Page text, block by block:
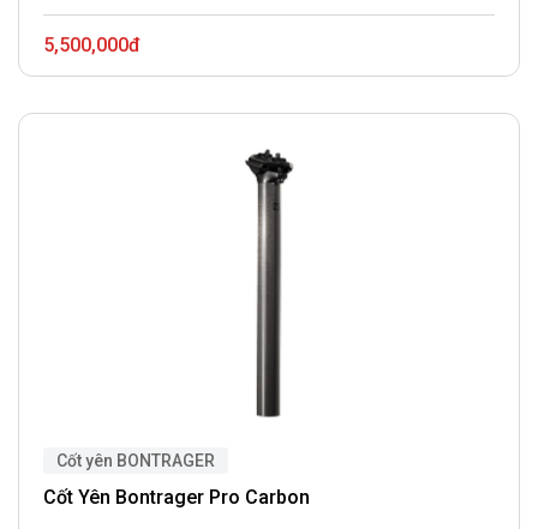
5,500,000đ
Cốt yên BONTRAGER
Cốt Yên Bontrager Pro Carbon